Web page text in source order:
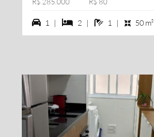
1 vagas na garagem
1 | 2 dormiórios
2 | 1 banheiros
1 | 50 m²